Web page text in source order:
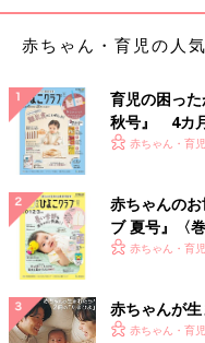
保育園にもよりますが、
回の昼寝に切り替わると
りのころは、1回だけの昼
1歳代の子の不機嫌さや夜
不足があると思います。
以下、昼寝が１日１回で
する目安＆１日２回必要
ます。
昼寝が１日１回でたり
昼寝を１回だけに変える
3カ月から1歳6カ月ごろに
でも、これにはもちろん
赤ちゃん・育児の人
育児の困っ
秋号』 4カ
いっぱい！
赤ちゃん・育児
赤ちゃんの
ブ 夏号』〈
く！ おっぱ
赤ちゃん・育児
赤ちゃんが生
赤ちゃん・育児